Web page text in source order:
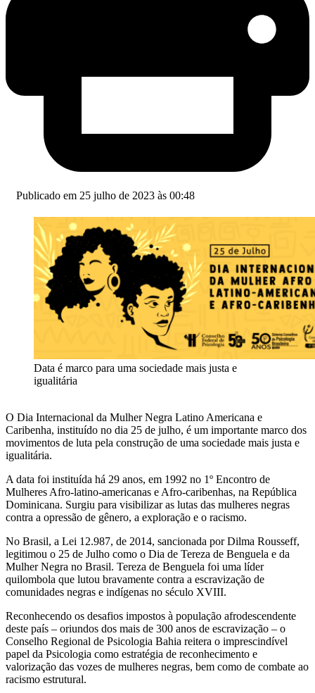
Publicado em 25 julho de 2023 às 00:48
Data é marco para uma sociedade mais justa e
igualitária
O Dia Internacional da Mulher Negra Latino Americana e
Caribenha, instituído no dia 25 de julho, é um importante marco dos
movimentos de luta pela construção de uma sociedade mais justa e
igualitária.
A data foi instituída há 29 anos, em 1992 no 1º Encontro de
Mulheres Afro-latino-americanas e Afro-caribenhas, na República
Dominicana. Surgiu para visibilizar as lutas das mulheres negras
contra a opressão de gênero, a exploração e o racismo.
No Brasil, a Lei 12.987, de 2014, sancionada por Dilma Rousseff,
legitimou o 25 de Julho como o Dia de Tereza de Benguela e da
Mulher Negra no Brasil. Tereza de Benguela foi uma líder
quilombola que lutou bravamente contra a escravização de
comunidades negras e indígenas no século XVIII.
Reconhecendo os desafios impostos à população afrodescendente
deste país – oriundos dos mais de 300 anos de escravização – o
Conselho Regional de Psicologia Bahia reitera o imprescindível
papel da Psicologia como estratégia de reconhecimento e
valorização das vozes de mulheres negras, bem como de combate ao
racismo estrutural.